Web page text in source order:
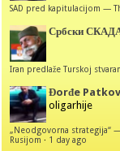
SAD pred kapitulacijom —
Србски
Iran predlaže Turskoj
Đorđe
oligarhije
„Neodgovorna strategija“
Rusijom · 1 day ago